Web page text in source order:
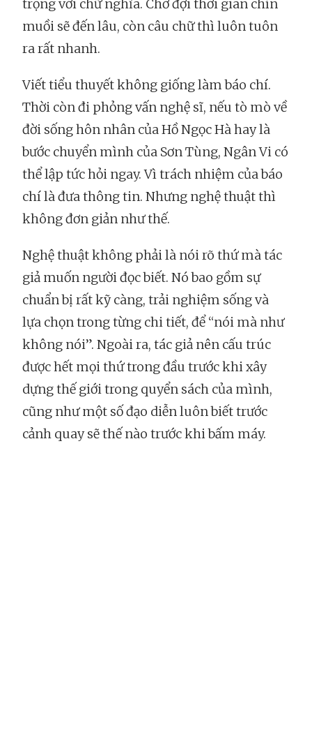
trọng với chữ nghĩa. Chờ đợi thời gian chín
muồi sẽ đến lâu, còn câu chữ thì luôn tuôn
ra rất nhanh.
Viết tiểu thuyết không giống làm báo chí.
Thời còn đi phỏng vấn nghệ sĩ, nếu tò mò về
đời sống hôn nhân của Hồ Ngọc Hà hay là
bước chuyển mình của Sơn Tùng, Ngân Vi có
thể lập tức hỏi ngay. Vì trách nhiệm của báo
chí là đưa thông tin. Nhưng nghệ thuật thì
không đơn giản như thế.
Nghệ thuật không phải là nói rõ thứ mà tác
giả muốn người đọc biết. Nó bao gồm sự
chuẩn bị rất kỹ càng, trải nghiệm sống và
lựa chọn trong từng chi tiết, để “nói mà như
không nói”. Ngoài ra, tác giả nên cấu trúc
được hết mọi thứ trong đầu trước khi xây
dựng thế giới trong quyển sách của mình,
cũng như một số đạo diễn luôn biết trước
cảnh quay sẽ thế nào trước khi bấm máy.